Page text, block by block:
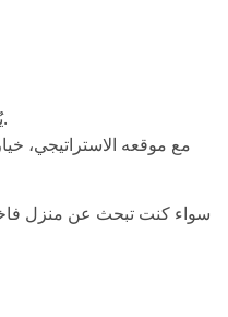
مجتمعًا سكنيًا متكاملاً يجمع بين الفخامة، الراحة، والخدمات الحديثة في دبي.
مع موقعه الاستراتيجي،
سواء كنت تبحث عن منزل